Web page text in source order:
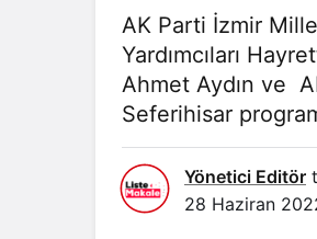
AK Parti İzmir
Yardımcıları
Ahmet Aydın ve
Seferihisar
Yönetici Editör
28 Haziran